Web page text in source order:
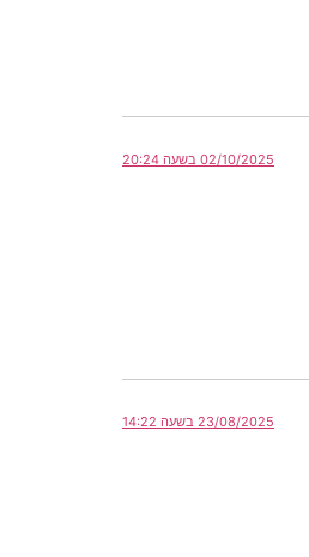
02/10/2025 בשעה 20:24
23/08/2025 בשעה 14:22